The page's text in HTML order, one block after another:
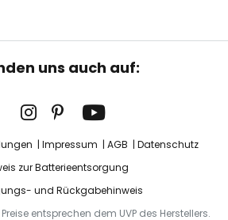
uns auch auf:
Impressum AGB
Datenschutz
zur Batterieentsorgung
und Rückgabehinweis
entsprechen dem UVP des Herstellers.